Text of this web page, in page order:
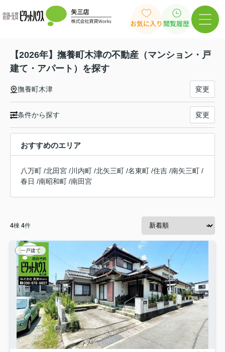
お気に入り 閲覧履歴
【2026年】撫養町木津の不動産（マンション・戸
建て・アパート）を探す
撫養町木津 変更
条件から探す 変更
おすすめのエリア
八万町 /北田宮 /川内町 /北矢三町 /名東町 /住吉 /南矢三町 /
春日 /南昭和町 /南田宮
4棟 4件
一戸建て